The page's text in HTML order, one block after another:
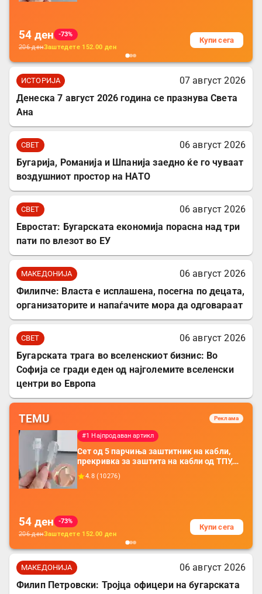
54 ден
-73%
206денЗаштедете 152.00 ден
Купи сега
ИСТОРИЈА
07 август 2026
Денеска 7 август 2026 година се празнува Света
Ана
СВЕТ
06 август 2026
Бугарија, Романија и Шпанија заедно ќе го чуваат
воздушниот простор на НАТО
СВЕТ
06 август 2026
Евростат: Бугарската економија порасна над три
пати по влезот во ЕУ
МАКЕДОНИЈА
06 август 2026
Филипче: Власта е исплашена, посегна по децата,
организаторите и напаѓачите мора да одговараат
СВЕТ
06 август 2026
Бугарската трага во вселенскиот бизнис: Во
Софија се гради еден од најголемите вселенски
центри во Европа
TEMU Реклама
#1 Најпродаван артикл
Сет од 5 парчиња заштитник на кабли,
прекривка за заштита на кабли од ТПУ,
додатоци за заштита на кабли, без
батерија, за мобилни телефони, комплет
4.8 (10276)
54 ден
-73%
206денЗаштедете 152.00 ден
Купи сега
МАКЕДОНИЈА
06 август 2026
Филип Петровски: Тројца офицери на бугарската